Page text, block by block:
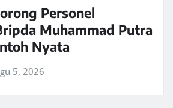
Personel
Muhammad Putra
Nyata
5, 2026